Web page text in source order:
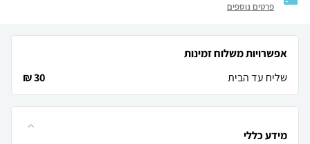
פרטים נוספים
אפשרויות משלוח זמינות
שליח עד הבית
30 ₪
מידע כללי